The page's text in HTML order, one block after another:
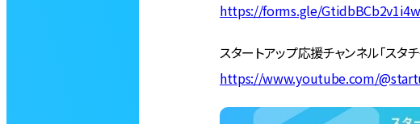
https://forms.gle/
スタートアップ応援チャンネル「スタチ
https://www.youtube.com/